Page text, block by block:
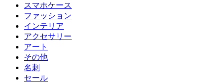
スマホケース
ファッション
インテリア
アクセサリー
アート
その他
名刺
セール